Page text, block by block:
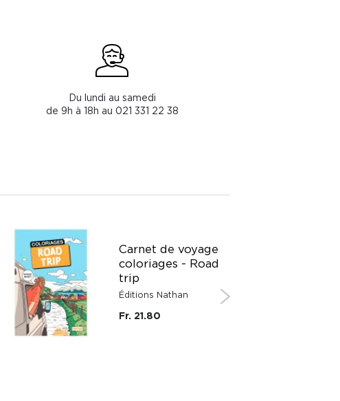
Du lundi au samedi
de 9h à 18h au 021 331 22 38
Carnet de voyage
coloriages - Road
trip
Éditions Nathan
Fr. 21.80